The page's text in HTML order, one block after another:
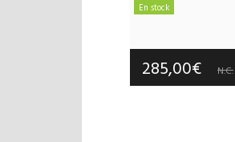
En stock
Garantie :3
285,00€ N.C.